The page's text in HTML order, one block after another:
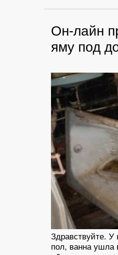
Он-лайн
яму под
Здравствуйте. У
пол, ванна